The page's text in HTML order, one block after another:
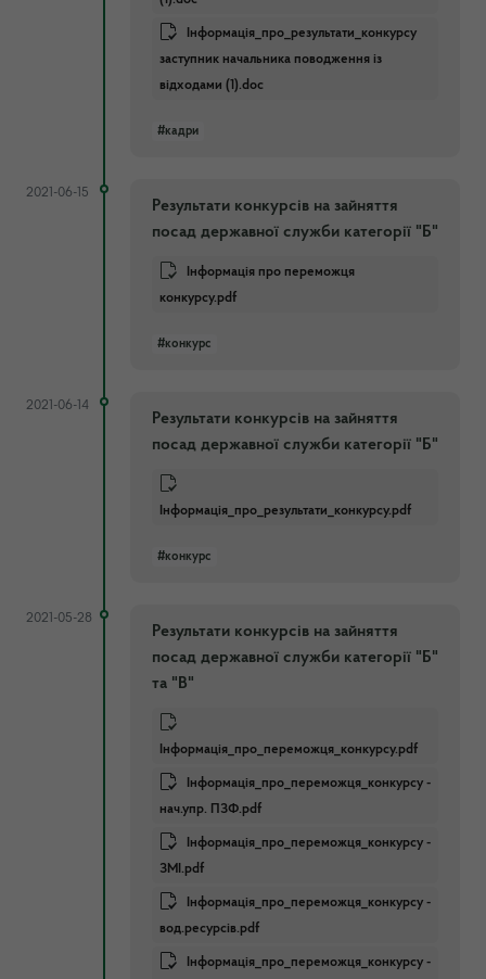
Інформація_про_результати_конкурсу
заступник начальника поводження із
відходами (1).doc
#кадри
2021-06-15
Результати конкурсів на зайняття
посад державної служби категорії "Б"
Інформація про переможця
конкурсу.pdf
#конкурс
2021-06-14
Результати конкурсів на зайняття
посад державної служби категорії "Б"
Інформація_про_результати_конкурсу.pdf
#конкурс
2021-05-28
Результати конкурсів на зайняття
посад державної служби категорії "Б"
та "В"
Інформація_про_переможця_конкурсу.pdf
Інформація_про_переможця_конкурсу -
нач.упр. ПЗФ.pdf
Інформація_про_переможця_конкурсу -
ЗМІ.pdf
Інформація_про_переможця_конкурсу -
вод.ресурсів.pdf
Інформація_про_переможця_конкурсу -